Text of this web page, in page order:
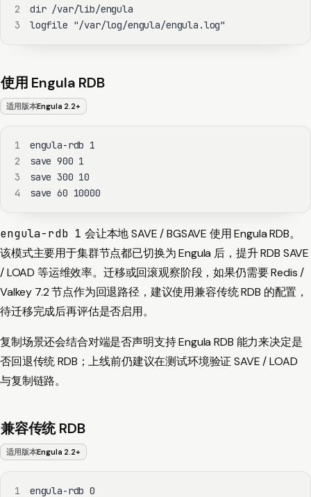
2
3
logfile "/var/log/engula/engula.log"
使用 Engula RDB
适用版本Engula 2.2+
1
2
3
4
save 60 10000
engula-rdb 1 会让本地 SAVE / BGSAVE 使用 Engula RDB。
该模式主要用于集群节点都已切换为 Engula 后，提升 RDB SAVE
/ LOAD 等运维效率。迁移或回滚观察阶段，如果仍需要 Redis /
Valkey 7.2 节点作为回退路径，建议使用兼容传统 RDB 的配置，
待迁移完成后再评估是否启用。
复制场景还会结合对端是否声明支持 Engula RDB 能力来决定是
否回退传统 RDB；上线前仍建议在测试环境验证 SAVE / LOAD
与复制链路。
兼容传统 RDB
适用版本Engula 2.2+
1 engula-rdb 0